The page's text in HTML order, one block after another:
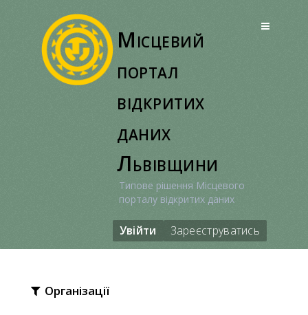
Місцевий
портал
відкритих
даних
Львівщини
Типове рішення Місцевого
порталу відкритих даних
Увійти Зареєструватись
Організації